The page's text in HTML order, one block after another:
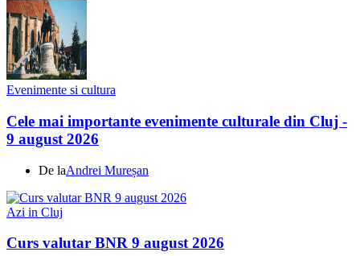
Evenimente si cultura
Cele mai importante evenimente culturale din Cluj -
9 august 2026
De laAndrei Mureșan
Azi in Cluj
Curs valutar BNR 9 august 2026